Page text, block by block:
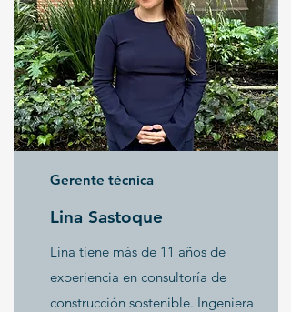
Gerente técnica
Lina Sastoque
Lina tiene más de 11 años de
experiencia en consultoría de
construcción sostenible. Ingeniera